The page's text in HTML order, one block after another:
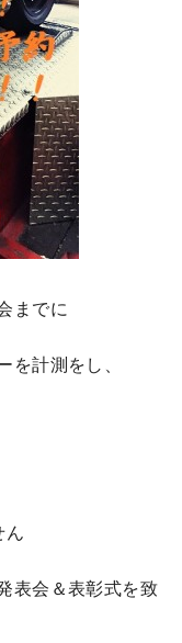
までに
計測をし、
ん
表会＆表彰式を致